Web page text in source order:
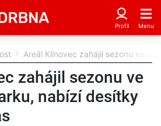
Areál Klínovec zahájil sezonu ve
zahájil sezonu ve
nabízí desítky